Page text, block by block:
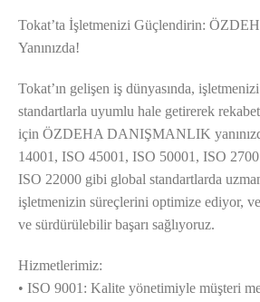
Tokat’ta İşletmenizi Güçlendirin:
Yanınızda!
Tokat’ın gelişen iş dünyasında,
standartlarla uyumlu hale getirerek
için ÖZDEHA DANIŞMANLIK
14001, ISO 45001, ISO 50001, ISO
ISO 22000 gibi global standartlarda
işletmenizin süreçlerini optimize ediyor,
ve sürdürülebilir başarı sağlıyoruz.
Hizmetlerimiz:
• ISO 9001: Kalite yönetimiyle müşteri